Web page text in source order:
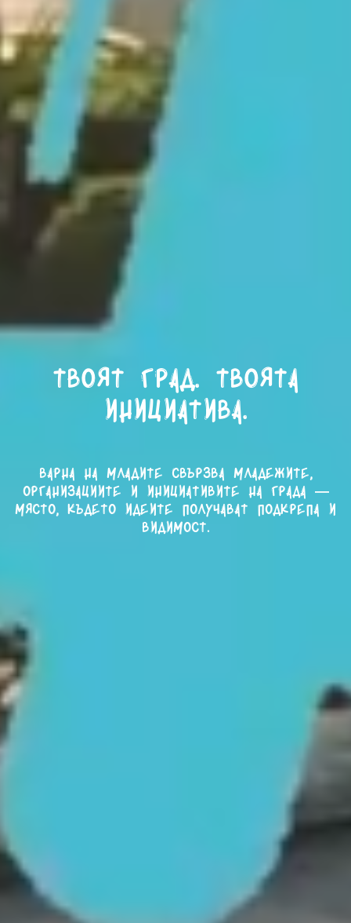
Твоят град. Твоята
инициатива.
Варна на младите свързва младежите,
организациите и инициативите на града —
място, където идеите получават подкрепа и
видимост.